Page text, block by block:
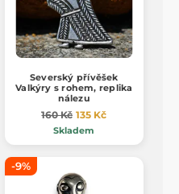
Severský přívěšek
Valkýry s rohem, replika
nálezu
160 Kč 135 Kč
Skladem
-9%